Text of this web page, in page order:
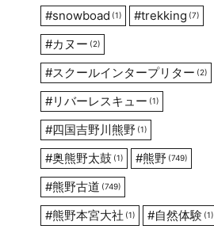
#snowboad (1) #trekking (7)
#カヌー (2)
#スクールインタープリター (2)
#リバーレスキュー (1)
#四国吉野川熊野 (1)
#奥熊野太鼓 (1) #熊野 (749)
#熊野古道 (749)
#熊野本宮大社 (1) #自然体験 (1)